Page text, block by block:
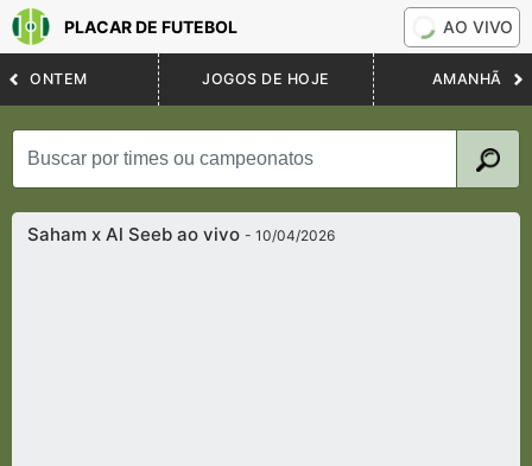
PLACAR DE FUTEBOL AO VIVO
ONTEM JOGOS DE HOJE AMANHÃ
Saham x Al Seeb ao vivo- 10/04/2026